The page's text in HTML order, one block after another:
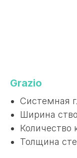
Grazio
Системная
Ширина
Толщина